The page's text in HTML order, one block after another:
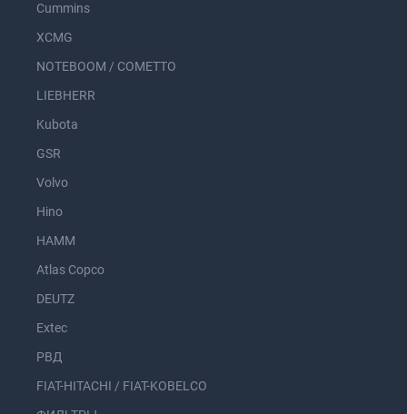
Cummins
XCMG
NOTEBOOM / COMETTO
LIEBHERR
Kubota
GSR
Volvo
Hino
HAMM
Atlas Copco
DEUTZ
Extec
РВД
FIAT-HITACHI / FIAT-KOBELCO